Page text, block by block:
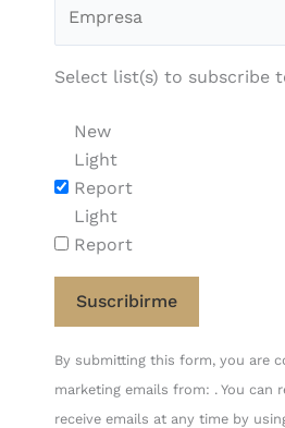
Select list(s) to subscribe
New
Light
Report
Light
Report
Constant
Contact
Use.
By submitting this form, you are
marketing emails from: . You can
receive emails at any time by